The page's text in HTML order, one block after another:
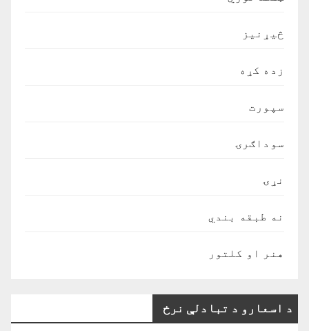
څیړنیز
زده کړه
سپورت
سوداګرۍ
نړۍ
نه طبقه بندي
هنر او کلتور
د اسعارو د تبادلې نرخ